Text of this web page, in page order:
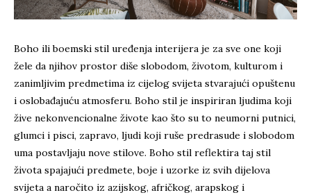
Boho ili boemski stil uređenja interijera je za sve one koji
žele da njihov prostor diše slobodom, životom, kulturom i
zanimljivim predmetima iz cijelog svijeta stvarajući opuštenu
i oslobađajuću atmosferu. Boho stil je inspiriran ljudima koji
žive nekonvencionalne živote kao što su to neumorni putnici,
glumci i pisci, zapravo, ljudi koji ruše predrasude i slobodom
uma postavljaju nove stilove. Boho stil reflektira taj stil
života spajajući predmete, boje i uzorke iz svih dijelova
svijeta a naročito iz azijskog, afričkog, arapskog i